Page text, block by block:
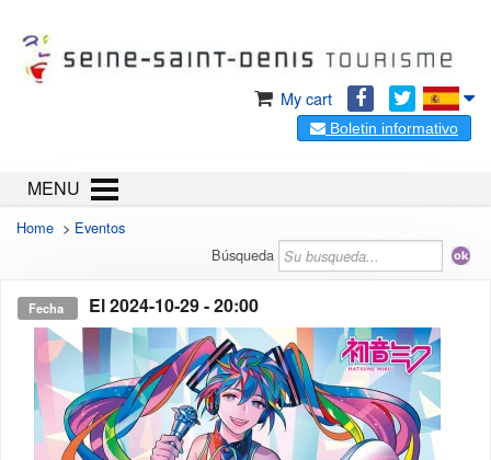
My cart
Boletin informativo
MENU
Home > Eventos
Búsqueda
Fecha El2024-10-29- 20:00